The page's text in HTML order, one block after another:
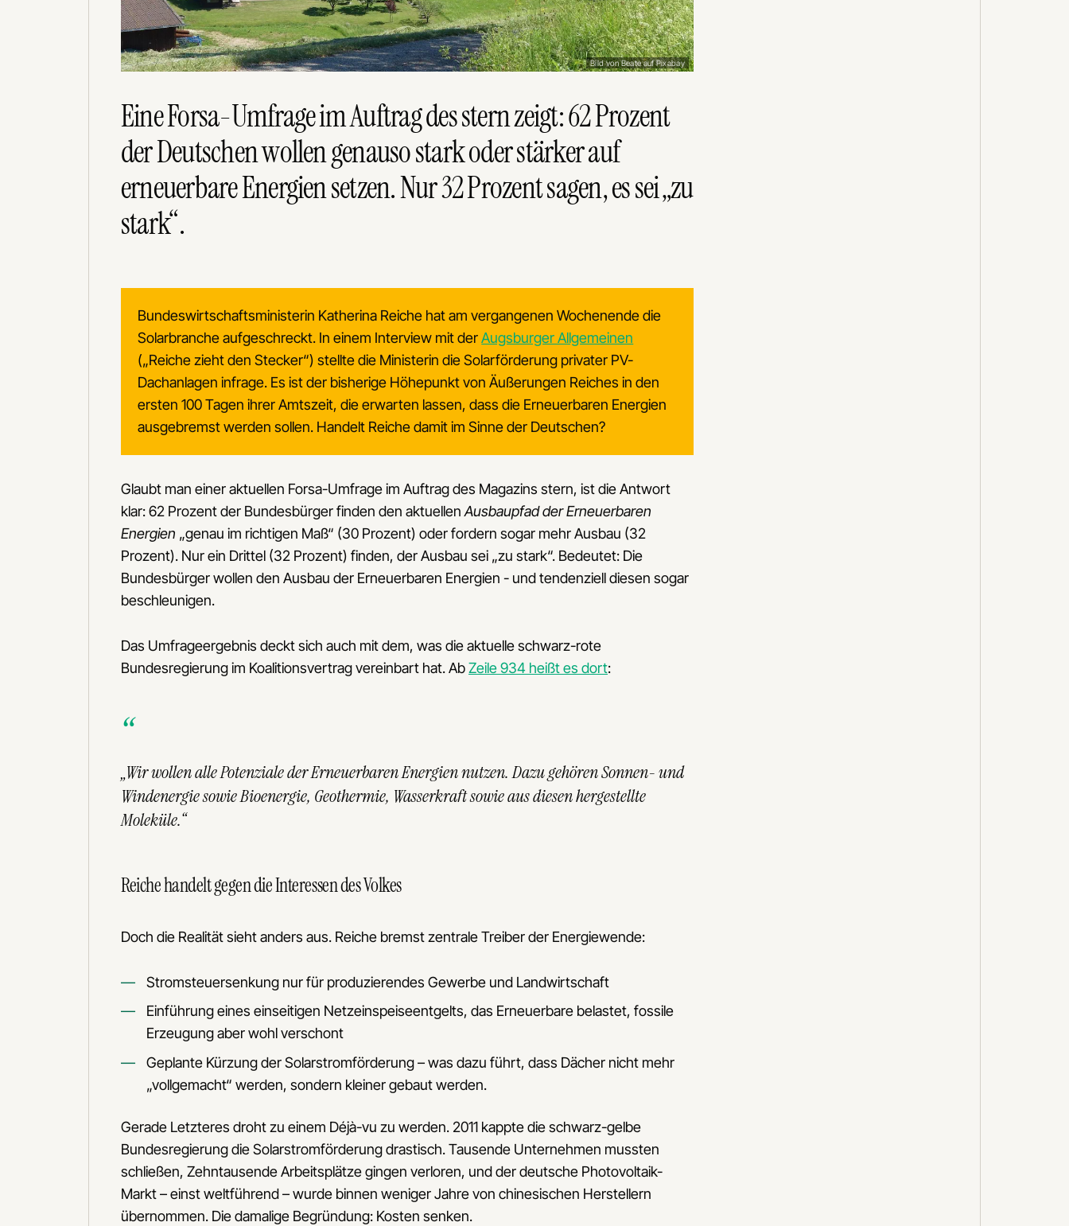
Bild von Beate auf Pixabay
Eine Forsa-Umfrage imAuftrag des sternzeigt: 62 Prozent
der Deutschen wollen genauso stark oder stärker auf
erneuerbare Energien setzen. Nur 32 Prozent sagen, es sei „zu
stark“.
Bundeswirtschaftsministerin Katherina Reiche hat am vergangenen Wochenende die
Solarbranche aufgeschreckt. In einem Interview mit derAugsburger Allgemeinen
(„Reiche zieht den Stecker“) stellte die Ministerin die Solarförderung privater PV-
Dachanlagen infrage. Es ist der bisherige Höhepunkt von Äußerungen Reiches in den
ersten 100 Tagen ihrer Amtszeit, die erwarten lassen, dass die Erneuerbaren Energien
ausgebremst werden sollen. Handelt Reiche damit im Sinne der Deutschen?
Glaubt man einer aktuellen Forsa-Umfrage im Auftrag des Magazins stern, ist die Antwort
klar: 62 Prozent der Bundesbürger finden den aktuellen Ausbaupfad der Erneuerbaren
Energien „genau im richtigen Maß“ (30 Prozent) oder fordern sogar mehr Ausbau (32
Prozent). Nur ein Drittel (32 Prozent) finden, der Ausbau sei „zu stark“. Bedeutet: Die
Bundesbürger wollen den Ausbau der Erneuerbaren Energien - und tendenziell diesen sogar
beschleunigen.
Das Umfrageergebnis deckt sich auch mit dem, was die aktuelle schwarz-rote
Bundesregierung im Koalitionsvertrag vereinbart hat. AbZeile 934 heißt es dort:
„Wir wollen alle Potenziale der Erneuerbaren Energien nutzen. Dazu gehören Sonnen- und
Windenergie sowie Bioenergie, Geothermie, Wasserkraft sowie aus diesen hergestellte
Moleküle.“
Reiche handelt gegen die Interessen des Volkes
Doch die Realität sieht anders aus. Reiche bremst zentrale Treiber der Energiewende:
Stromsteuersenkung nur für produzierendes Gewerbe und Landwirtschaft
Einführung eines einseitigen Netzeinspeiseentgelts, das Erneuerbare belastet, fossile
Erzeugung aber wohl verschont
Geplante Kürzung der Solarstromförderung – was dazu führt, dass Dächer nicht mehr
„vollgemacht“ werden, sondern kleiner gebaut werden.
Gerade Letzteres droht zu einem Déjà-vu zu werden. 2011 kappte die schwarz-gelbe
Bundesregierung die Solarstromförderung drastisch. Tausende Unternehmen mussten
schließen, Zehntausende Arbeitsplätze gingen verloren, und der deutsche Photovoltaik-
Markt – einst weltführend – wurde binnen weniger Jahre von chinesischen Herstellern
übernommen. Die damalige Begründung: Kosten senken.